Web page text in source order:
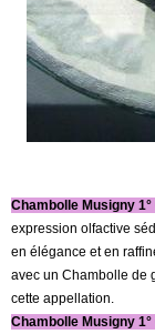
Chambolle Musigny 1°
expression olfactive
en élégance et en
avec un Chambolle de
cette appellation.
Chambolle Musigny 1°